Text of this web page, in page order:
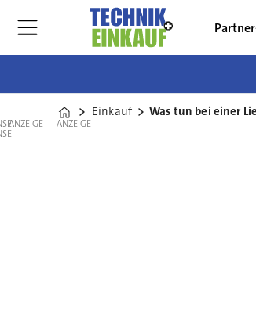
Home
Einkauf Was tun bei einer
ANZEIGE ANZEIGE